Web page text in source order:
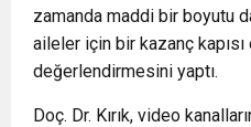
zamanda maddi bir boyutu
aileler için bir kazanç kapısı
değerlendirmesini yaptı.
Doç. Dr. Kırık, video